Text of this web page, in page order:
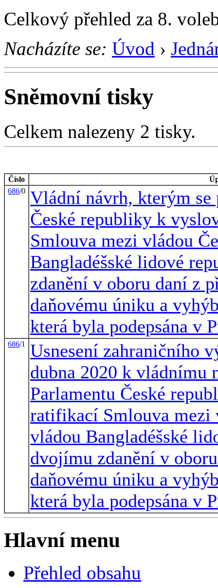
Celkový přehled za 8.
Nacházíte se: Úvod ›
Sněmovní tisky
Celkem nalezeny 2 tisky.
Číslo
686/0 Vládní návrh, kterým se
České republiky k
Smlouva mezi vládou
Bangladéšské lidové
zdanění v oboru daní z
daňovému úniku a
která byla podepsána v
686/1
Usnesení zahraničního
dubna 2020 k vládnímu
Parlamentu České
ratifikací Smlouva mezi
vládou Bangladéšské
dvojímu zdanění v
daňovému úniku a
která byla podepsána v
Hlavní menu
Přehled obsahu